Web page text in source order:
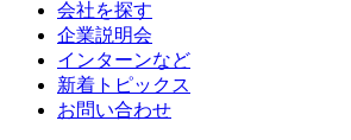
会社を探す
企業説明会
インターンなど
新着トピックス
お問い合わせ